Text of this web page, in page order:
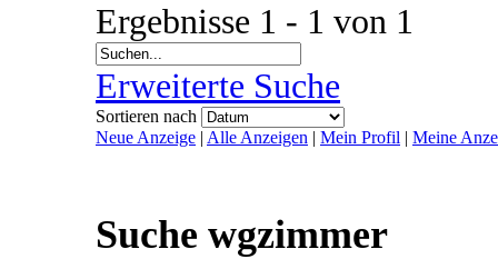
Ergebnisse 1 - 1 von 1
Erweiterte Suche
Sortieren nach
Neue Anzeige | Alle Anzeigen | Mein Profil | Meine
Suche wgzimmer